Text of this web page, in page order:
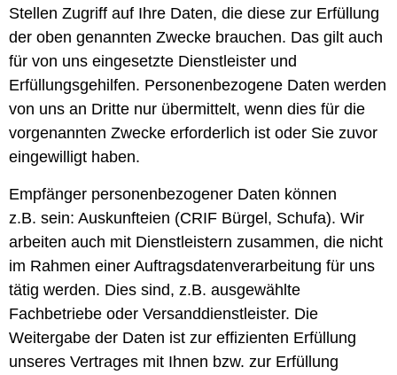
Stellen Zugriff auf Ihre Daten, die diese zur Erfüllung
der oben genannten Zwecke brauchen. Das gilt auch
für von uns eingesetzte Dienstleister und
Erfüllungsgehilfen. Personenbezogene Daten werden
von uns an Dritte nur übermittelt, wenn dies für die
vorgenannten Zwecke erforderlich ist oder Sie zuvor
eingewilligt haben.
Empfänger personenbezogener Daten können
z.B. sein: Auskunfteien (CRIF Bürgel, Schufa). Wir
arbeiten auch mit Dienstleistern zusammen, die nicht
im Rahmen einer Auftragsdatenverarbeitung für uns
tätig werden. Dies sind, z.B. ausgewählte
Fachbetriebe oder Versanddienstleister. Die
Weitergabe der Daten ist zur effizienten Erfüllung
unseres Vertrages mit Ihnen bzw. zur Erfüllung